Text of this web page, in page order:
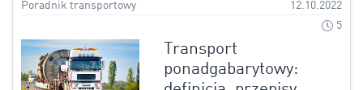
Poradnik transportowy
12.10.2022
5
Transport
ponadgabarytowy: